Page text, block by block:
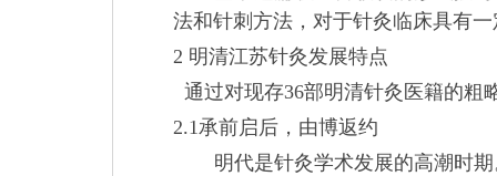
法和针刺方法，对于针灸临床具有
2 明清江苏针灸发展特点
通过对现存36部明清针灸医籍的粗
2.1 承前启后，由博返约
明代是针灸学术发展的高潮时